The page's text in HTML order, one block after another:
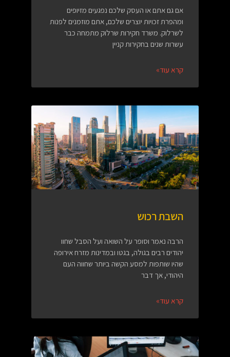
אם גם אתם או העסק שלכם נפגעים מזיופים
ומהפרת זכויות יוצרים שלכם, אתם מוזמנים לפנות
לשרלוק. משרד חקירות שרלוק מתמחה כבר
עשרות שנים בחקירות קניין
קרא עוד»
השבת רכוש
הרבה נאמר וסופר על השואה ועל הסבל שחוו
יהודים רבים בגולה, בגטו ובמדינות מזרח אירופה
שהיו שותפות למסע הקשה ביותר שחווה העם
היהודי, אך דבר
קרא עוד»